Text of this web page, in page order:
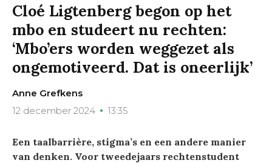
Cloé Ligtenberg begon op het
mbo en studeert nu rechten:
‘Mbo’ers worden weggezet als
ongemotiveerd. Dat is oneerlijk’
Anne Grefkens
12 december 2024
13:35
Een taalbarrière, stigma’s en een andere manier
van denken. Voor tweedejaars rechtenstudent